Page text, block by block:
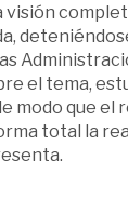
el tema,
modo que el
total la